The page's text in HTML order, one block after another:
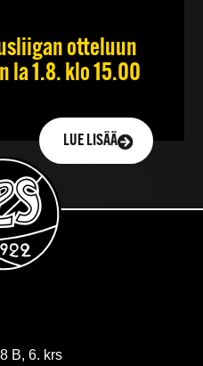
otteluun
la 1.8. klo 15.00
LUE LISÄÄ
B, 6. krs